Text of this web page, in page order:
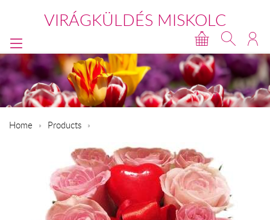
VIRÁGKÜLDÉS MISKOLC
Home Products